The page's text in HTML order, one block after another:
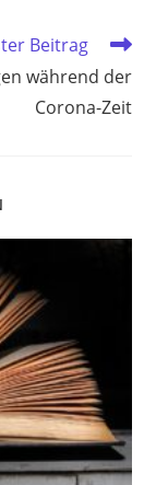
Beitrag
während der
Corona-Zeit